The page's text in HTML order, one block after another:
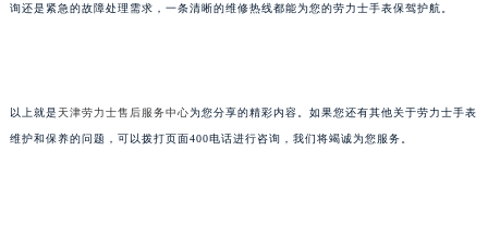
询还是紧急的故障处理需求，一条清晰的维修热线都能为您的劳力士手表保驾护航。
以上就是天津劳力士售后服务中心为您分享的精彩内容。如果您还有其他关于劳力士手表
维护和保养的问题，可以拨打页面400电话进行咨询，我们将竭诚为您服务。